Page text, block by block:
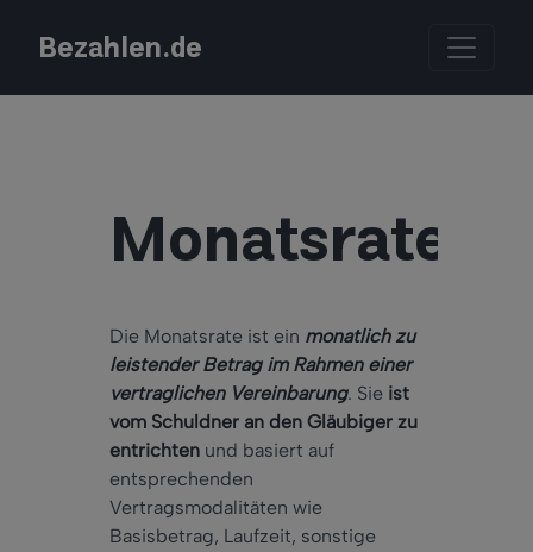
Bezahlen.de
Monatsrate
Die Monatsrate ist ein monatlich zu
leistender Betrag im Rahmen einer
vertraglichen Vereinbarung. Sie ist
vom Schuldner an den Gläubiger zu
entrichten und basiert auf
entsprechenden
Vertragsmodalitäten wie
Basisbetrag, Laufzeit, sonstige